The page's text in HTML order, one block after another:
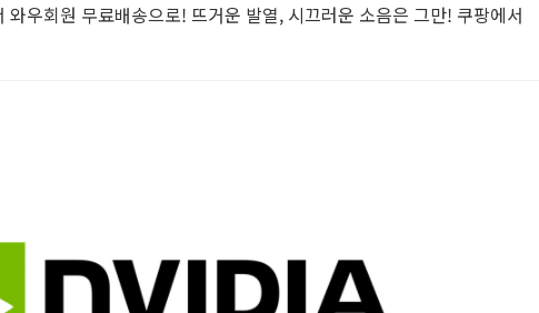
와우회원 무료배송으로! 뜨거운 발열, 시끄러운 소음은 그만! 쿠팡에서